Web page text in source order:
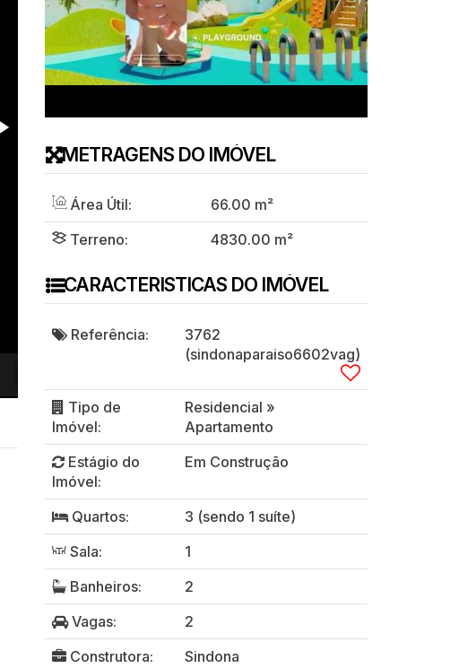
METRAGENS DO IMÓVEL
Área Útil: 66.00 m²
Terreno:
4830.00 m²
CARACTERISTICAS DO IMÓVEL
Referência:
3762
(sindonaparaiso6602vag)
Tipo de
Imóvel:
Residencial »
Apartamento
Estágio do
Imóvel:
Em Construção
Quartos:
3 (sendo 1 suíte)
Sala:
1
Banheiros:
2
Vagas:
2
Construtora:
Sindona